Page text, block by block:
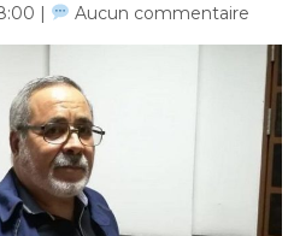
| Aucun commentaire